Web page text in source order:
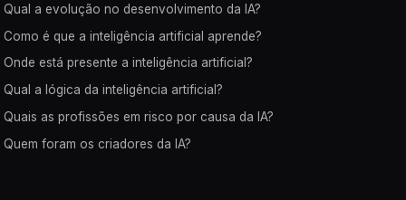
Qual a evolução no desenvolvimento da IA?
Como é que a inteligência artificial aprende?
Onde está presente a inteligência artificial?
Qual a lógica da inteligência artificial?
Quais as profissões em risco por causa da IA?
Quem foram os criadores da IA?